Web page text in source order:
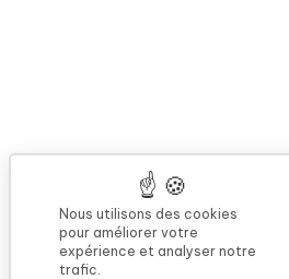
Nous utilisons des cookies
pour améliorer votre
expérience et analyser notre
trafic.